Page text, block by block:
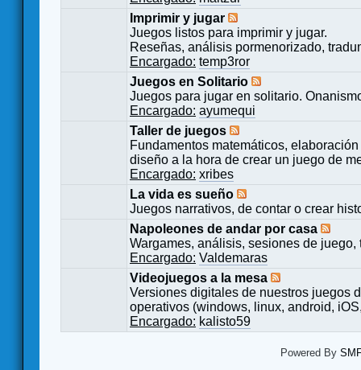
Imprimir y jugar
Juegos listos para imprimir y jugar.
Reseñas, análisis pormenorizado,
Encargado: temp3ror
Juegos en Solitario
Juegos para jugar en solitario.
Encargado: ayumequi
Taller de juegos
Fundamentos matemáticos,
diseño a la hora de crear un juego de
Encargado: xribes
La vida es sueño
Juegos narrativos, de contar o crear
Napoleones de andar por casa
Wargames, análisis, sesiones de
Encargado: Valdemaras
Videojuegos a la mesa
Versiones digitales de nuestros juegos
operativos (windows, linux, android,
Encargado: kalisto59
Powered By